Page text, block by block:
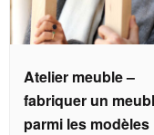
Atelier meuble –
fabriquer un
parmi les modèles